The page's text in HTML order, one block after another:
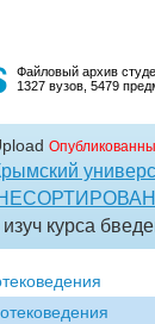
Файловый архив
1327 вузов, 5479
изуч курса
XVIII в.)
в XX
и структура
как